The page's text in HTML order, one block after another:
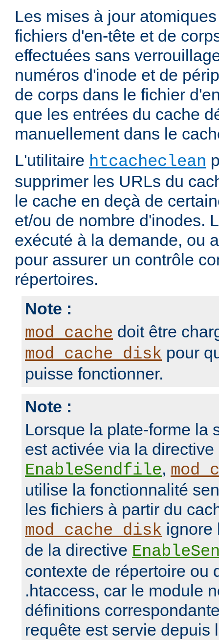
Les mises à jour
fichiers d'en-tête et de
effectuées sans
numéros d'inode et de
de corps dans le fichier
que les entrées du cache
manuellement dans le
L'utilitaire htcacheclean
supprimer les URLs du
le cache en deçà de
et/ou de nombre d'inodes.
exécuté à la demande, ou
pour assurer un contrôle
répertoires.
Note :
mod_cache doit être
mod_cache_disk pour
puisse fonctionner.
Note :
Lorsque la plate-forme la
est activée via la directive
EnableSendfile,
utilise la fonctionnalité
les fichiers à partir du
mod_cache_disk ignore
de la directive
contexte de répertoire ou
.htaccess, car le module
définitions
requête est servie depuis